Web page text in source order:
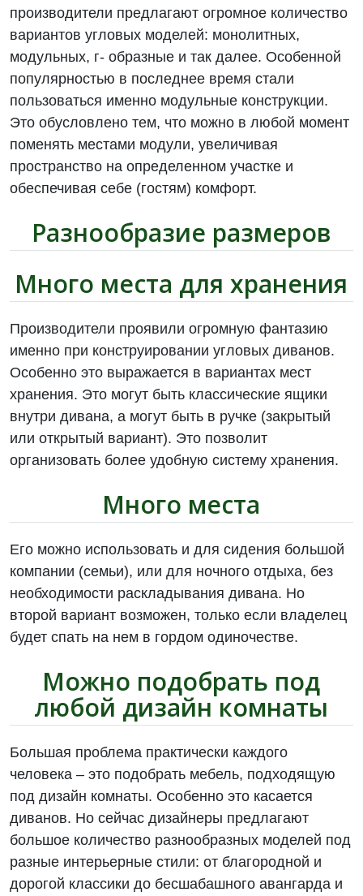
производители предлагают огромное количество
вариантов угловых моделей: монолитных,
модульных, г- образные и так далее. Особенной
популярностью в последнее время стали
пользоваться именно модульные конструкции.
Это обусловлено тем, что можно в любой момент
поменять местами модули, увеличивая
пространство на определенном участке и
обеспечивая себе (гостям) комфорт.
Разнообразие размеров
Много места для хранения
Производители проявили огромную фантазию
именно при конструировании угловых диванов.
Особенно это выражается в вариантах мест
хранения. Это могут быть классические ящики
внутри дивана, а могут быть в ручке (закрытый
или открытый вариант). Это позволит
организовать более удобную систему хранения.
Много места
Его можно использовать и для сидения большой
компании (семьи), или для ночного отдыха, без
необходимости раскладывания дивана. Но
второй вариант возможен, только если владелец
будет спать на нем в гордом одиночестве.
Можно подобрать под
любой дизайн комнаты
Большая проблема практически каждого
человека – это подобрать мебель, подходящую
под дизайн комнаты. Особенно это касается
диванов. Но сейчас дизайнеры предлагают
большое количество разнообразных моделей под
разные интерьерные стили: от благородной и
дорогой классики до бесшабашного авангарда и